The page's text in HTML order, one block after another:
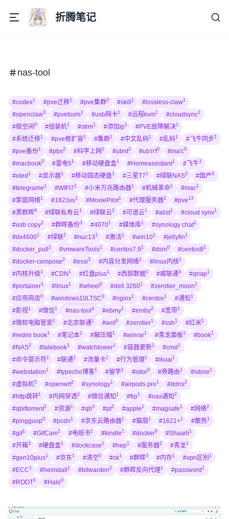
折腾笔记
nas-tool
#codex1 #pve迁移1 #pve集群2 #skill 1 #lossless-claw1
#openclaw3 #pvetools1 #usb网卡1 #远程kvm1 #cloudsync1
#极空间 0 #组装机1 #strm1 #添加ip1 #PVE故障解决1
#系统迁移1 #pve根扩容1 #集群1 #中文乱码1 #乱码1 #飞牛同步1
#pve备份1 #pbs2 #科学上网 1 #ubnt2 #ub'n't0 #ma'c0
#macbook0 #雷电5 1 #移动硬盘盒1 #Homeassistant1 #飞牛3
#oled 1 #显示器1 #移动固态硬盘1 #三星T7 1 #绿联NAS2 #国产0
#telegrame 1 #WIFI7 1 #小米万兆路由器1 #机械革命1 #mac1
#家庭网络1 #1823xs1 #MoviePilot1 #代理服务器2 #pve 13
#黑群晖9 #绿联私有云1 #绿联云2 #可道云1 #alist1 #cloud synv1
#usb copy1 #群晖备份3 #40701 #媒体库1 #synology chat1
#dx46001 #绿联2 #nuc13 1 #激活1 #win101 #jellyfin 1
#docker_pull 1 #vmwareTools1 #centos7.9 1 #dsm0 #centos81
#docker-compose2 #esxi3 #内容分发网络1 #linux内核1
#内核升级 1 #CDN 1 #红盘plus1 #西部数据1 #威联通4 #qnap1
#portainer1 #linux1 #wheel 0 #dell 32601 #zerotier_moon 1
#应用商店0 #windows10LTSC0 #nginx1 #centos1 #通知 1
#影视1 #微信1 #nas-tool 4 #ebmy1 #emby2 #宽带 1
#微软电脑管家1 #北京联通1 #wol 0 #zerotier1 #ssh 1 #红米1
#redmi book1 #笔记本1 #解压缩1 #winrar1 #青龙面板 1 #book1
#NAS2 #talebook1 #watchtower1 #容器更新1 #cmd 1
#命令提示符1 #联通1 #流量卡1 #行为管理1 #ikuai 1
#webstation 1 #typecho博客1 #留学1 #istor0 #旁路由 1 #istore 1
#虚拟机5 #openwrt2 #synology1 #airpods pro1 #ddns2
#http跳转1 #内网穿透2 #微信通知 1 #frp1 #nas通知 2
#qbittorrent1 #资源1 #qb0 #pt2 #apple 1 #magsafe 1 #网络2
#pingguop0 #pcdn 1 #京东云路由器1 #猫扇 1 #1621+1 #散热1
#gif1 #GifCam1 #电纸书1 #kindle 1 #docker6 #Shaarli 1
#开箱3 #硬盘盒1 #dockcase 1 #hep1 #服务器2 #青龙1
#gen10plus1 #京东 1 #清空0 #ck1 #群晖3 #内存1 #vpn区别 1
#ECC 1 #heimdall 1 #bitwarden2 #群晖反向代理1 #password 1
#ROOT1 #Halo0